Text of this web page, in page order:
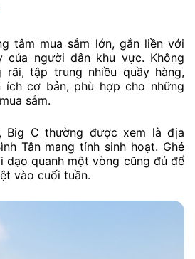
tâm mua sắm lớn, gắn liền với
của người dân khu vực. Không
rãi, tập trung nhiều quầy hàng,
cơ bản, phù hợp cho những
sắm.
Big C thường được xem là địa
Tân mang tính sinh hoạt. Ghé
dạo quanh một vòng cũng đủ để
vào cuối tuần.